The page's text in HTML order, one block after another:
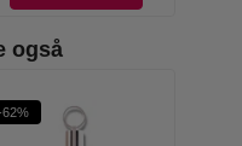
også
62%